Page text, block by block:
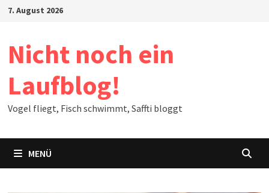
Zum7. August 2026
Nicht noch ein
Laufblog!
Vogel fliegt, Fisch schwimmt, Saffti bloggt
MENÜ